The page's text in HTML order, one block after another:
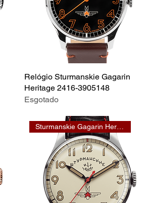
Relógio Sturmanskie Gagarin
Heritage 2416-3905148
Esgotado